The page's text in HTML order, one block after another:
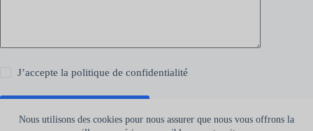
Nous utilisons des cookies pour nous assurer que nous vous offrons la
J’accepte lapolitique de confidentialité